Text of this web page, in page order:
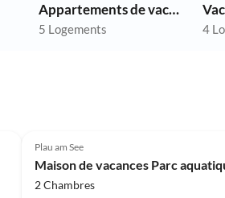
Appartements de vacances pas chers
5 Logements 4
Plau am See
Maison de vacances Parc
2 Chambres